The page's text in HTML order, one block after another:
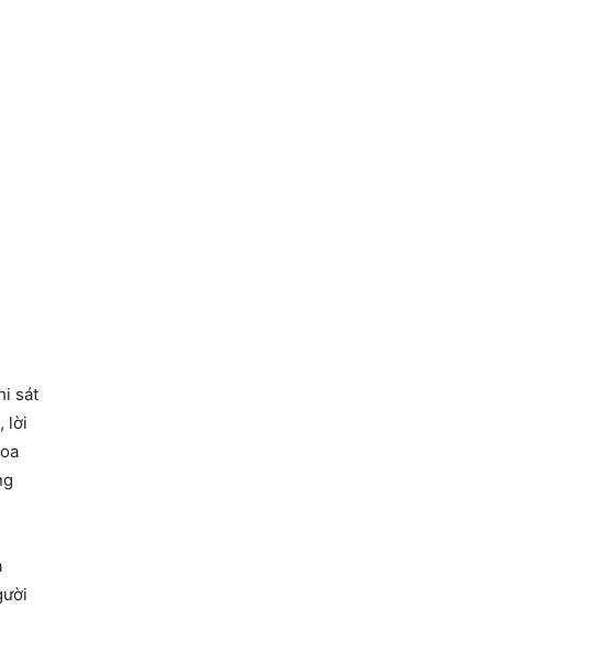
sát
lời